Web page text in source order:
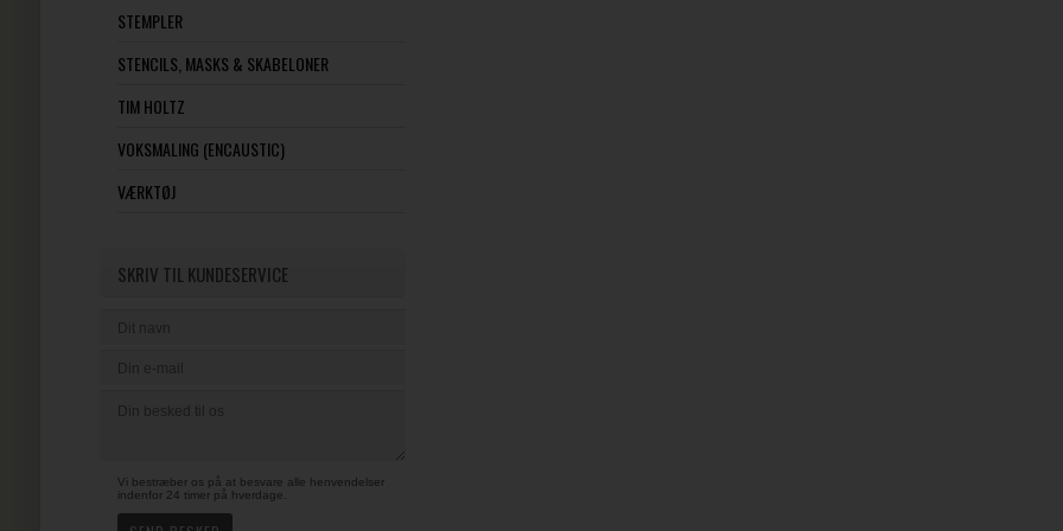
STEMPLER
STENCILS, MASKS & SKABELONER
TIM HOLTZ
VOKSMALING (ENCAUSTIC)
VÆRKTØJ
SKRIV TIL KUNDESERVICE
Vi bestræber os på at besvare alle henvendelser
indenfor 24 timer på hverdage.